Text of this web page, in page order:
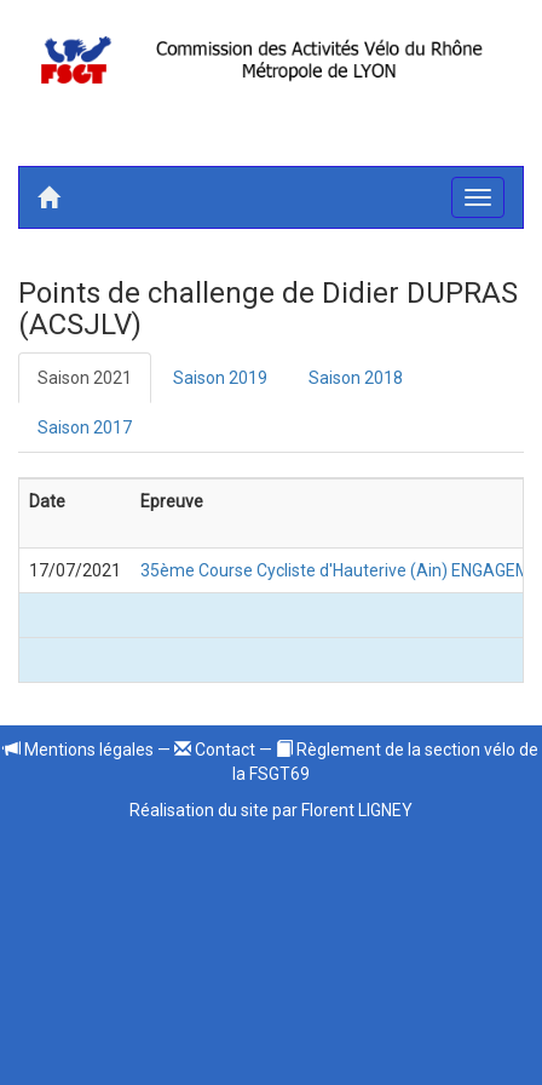
Toggle
Points de challenge de Didier DUPRAS
(ACSJLV)
Saison 2021 Saison 2019 Saison 2018
Saison 2017
Date Epreuve
17/07/2021 35ème Course Cycliste d'Hauterive (Ain)
Mentions légales — Contact —
Règlement de la section vélo de
la FSGT69
Réalisation du site par Florent LIGNEY